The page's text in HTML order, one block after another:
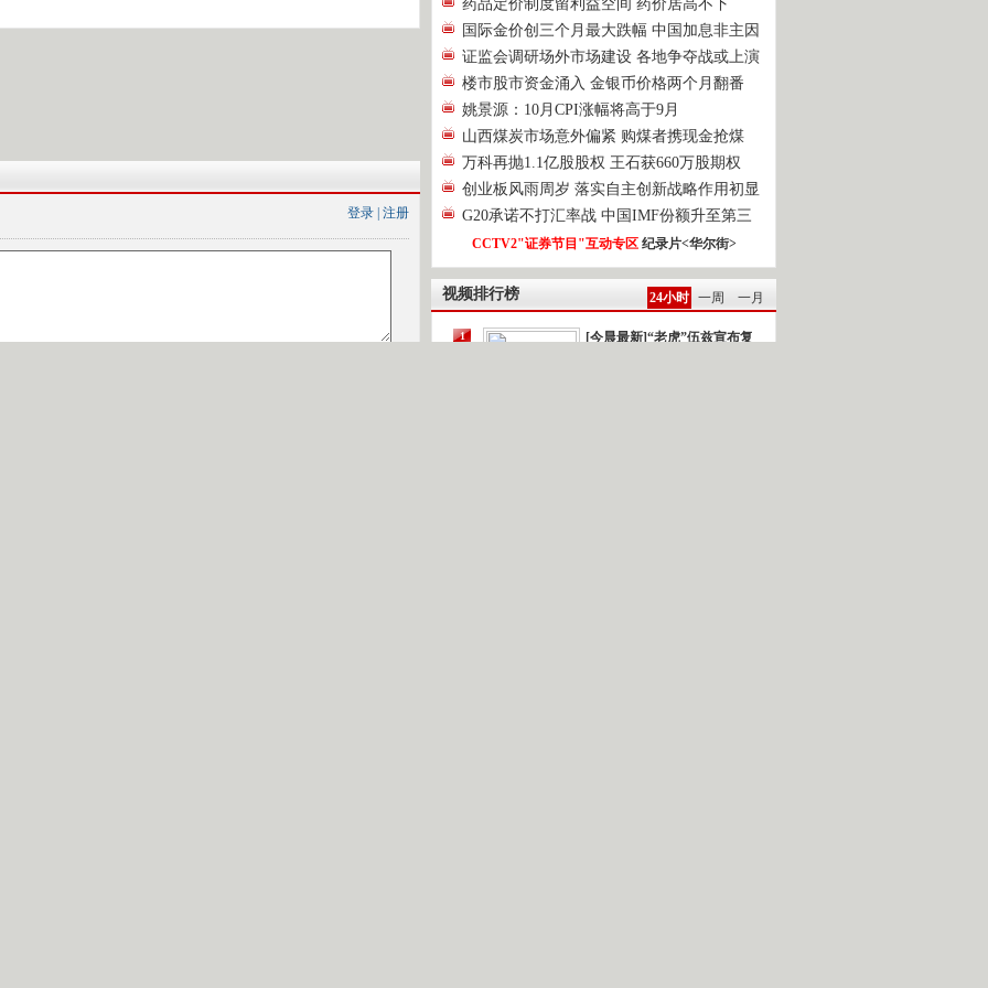
登录 | 注册
药品定价制度留利益空间 药价居高不下
国际金价创三个月最大跌幅 中国加息非主因
证监会调研场外市场建设 各地争夺战或上演
楼市股市资金涌入 金银币价格两个月翻番
姚景源：10月CPI涨幅将高于9月
山西煤炭市场意外偏紧 购煤者携现金抢煤
万科再抛1.1亿股股权 王石获660万股期权
创业板风雨周岁 落实自主创新战略作用初显
G20承诺不打汇率战 中国IMF份额升至第三
CCTV2"证券节目"互动专区 纪录片<华尔街>
视频排行榜 24小时 一周 一月
1
[今晨最新]“老虎”伍兹宣布复